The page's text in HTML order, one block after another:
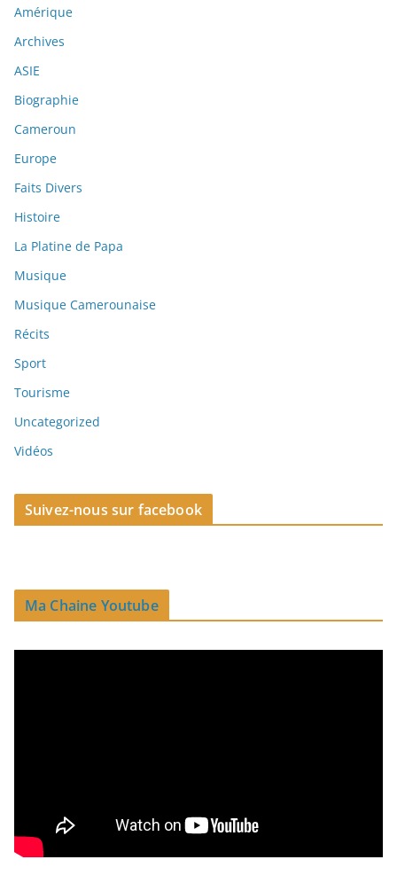
Amérique
Archives
ASIE
Biographie
Cameroun
Europe
Faits Divers
Histoire
La Platine de Papa
Musique
Musique Camerounaise
Récits
Sport
Tourisme
Uncategorized
Vidéos
Suivez-nous sur facebook
Ma Chaine Youtube